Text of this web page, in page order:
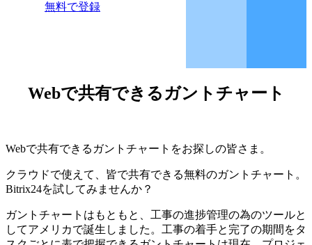
無料で登録
Webで共有できるガントチャート
Webで共有できるガントチャートをお探しの皆さま。
クラウドで使えて、皆で共有できる無料のガントチャート。
Bitrix24を試してみませんか？
ガントチャートはもともと、工事の進捗管理の為のツールと
してアメリカで誕生しました。工事の着手と完了の期間をタ